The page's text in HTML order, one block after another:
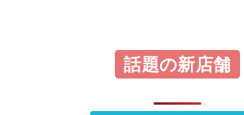
話題の新店舗